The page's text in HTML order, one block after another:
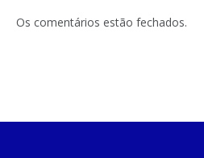
Os comentários estão fechados.